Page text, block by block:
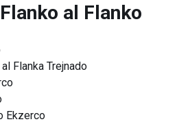
al Flanko
Flanka Trejnado
Ekzerco